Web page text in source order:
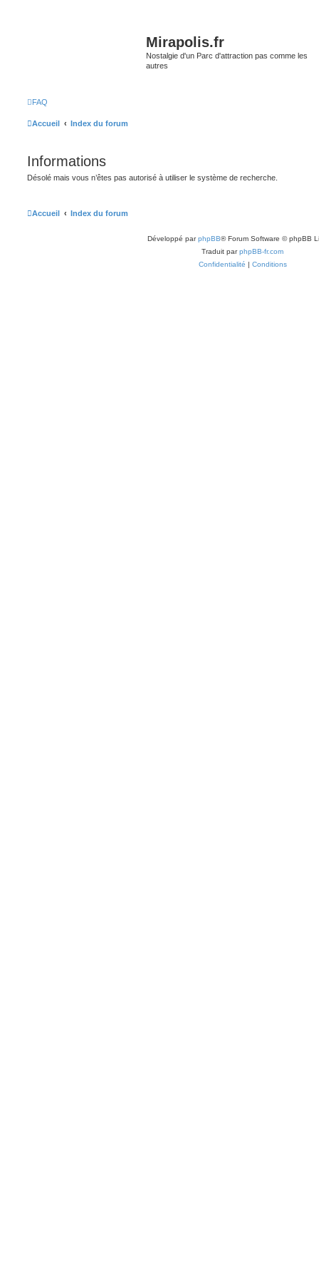
Mirapolis.fr
Nostalgie d'un Parc d'attraction pas comme les
autres
FAQ
Accueil Index du forum
Informations
Désolé mais vous n’êtes pas autorisé à utiliser le système de recherche.
Accueil Index du forum
Développé parphpBB® Forum Software © phpBB
Traduit parphpBB-fr.com
Confidentialité | Conditions